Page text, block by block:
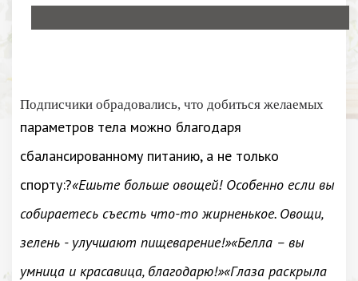
Подписчики обрадовались, что добиться желаемых
параметров тела можно благодаря
сбалансированному питанию, а не только
спорту:?«Ешьте больше овощей! Особенно если вы
собираетесь съесть что-то жирненькое. Овощи,
зелень - улучшают пищеварение!»«Белла – вы
умница и красавица, благодарю!»«Глаза раскрыла